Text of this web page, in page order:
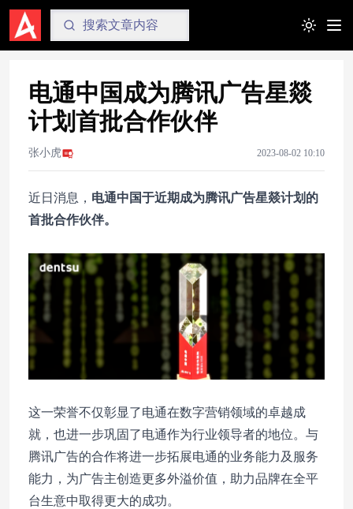
Toggle
电通中国成为腾讯广告星燚
计划首批合作伙伴
张小虎 2023-08-02 10:10
近日消息， 电通中国于近期成为腾讯广告星燚计划的
首批合作伙伴。
这一荣誉不仅彰显了电通在数字营销领域的卓越成
就，也进一步巩固了电通作为行业领导者的地位。与
腾讯广告的合作将进一步拓展电通的业务能力及服务
能力，为广告主创造更多外溢价值，助力品牌在全平
台生意中取得更大的成功。